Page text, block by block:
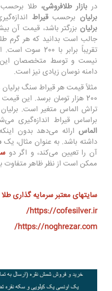
دربازار طلافروشی، طلا برحسب
برلیانبرحسبقیراط
برلیانبزرگتر باشد، قیمت آن بی
جالب است بدانید که هر گرم
تقریباً برابر با ت.
نیستو توسط متخصصان ای
دامنه نوسان زیادی نیز است.
مثلقیمت هر قیراط سنگ برلیان
200 هزار تومان
برسد. این قیمت
تراش الماس متغیر است.
براساس قیراط اندازهگیری می
الماس ارائه می‌دهد بدون اینکه
داشته باشد. به عنوانمثال، یک
آن راتعیین میکند، و اگر دو
ممکن است از نظر ظاهر متفاوت
سایتهای معتبر سرمایه گذاری طلا
https://cofesilver.ir/
https://noghrezar.com/